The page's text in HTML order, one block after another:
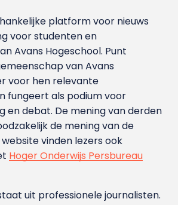
platform voor nieuws
voor studenten en
Avans Hoge­school. Punt
van Avans
voor hen relevante
fungeert als podium voor
en debat. De mening van derden
de mening van de
vinden lezers ook
Hoger Onderwijs Persbureau
uit professionele journalisten.